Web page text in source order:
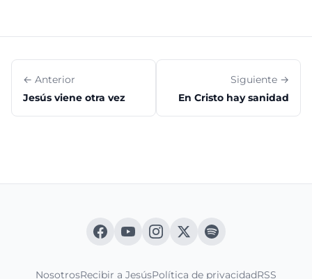
← Anterior
Jesús viene otra vez
Siguiente →
En Cristo hay sanidad
NosotrosRecibir a JesúsPolítica de privacidadRSS